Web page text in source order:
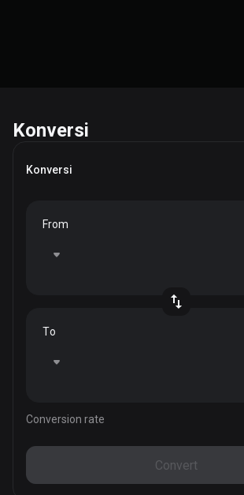
Konversi
Konversi
From
To
Conversion rate
Convert